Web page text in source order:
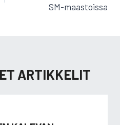
SM-maastoissa
ARTIKKELIT